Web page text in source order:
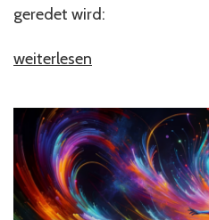
geredet wird:
„Sabine
im
Interview“
weiterlesen